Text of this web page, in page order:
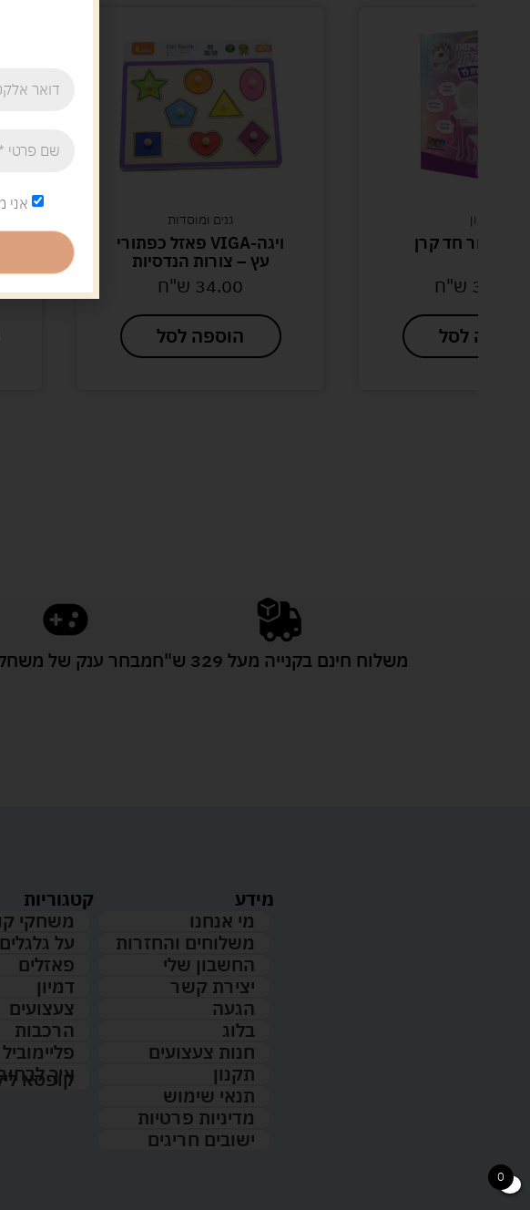
חד קרן
ש"ח
לסל
גנים ומוסדות
ויגה-VIGA פאזל כפתורי
עץ – צורות הנדסיות
34.00 ש"ח
הוספה לסל
משלוח חינם בקנייה מעל 329 ש"ח מבחר ענק של
מידע
מי אנחנו
משלוחים והחזרות
החשבון שלי
יצירת קשר
הגעה
בלוג
חנות צעצועים
תקנון
תנאי שימוש
מדיניות פרטיות
ישובים חריגים
קטגוריות
משחקי
על גלגלים
פאזלים
דמיון
צעצועים
הרכבות
פליימוביל
איך
קופסא
0
אני